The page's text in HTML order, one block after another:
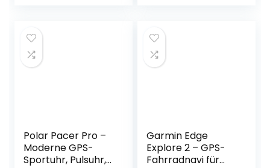
Polar Pacer Pro –
Moderne GPS-
Sportuhr, Pulsuhr,
Garmin Edge
Explore 2 – GPS-
Fahrradnavi für